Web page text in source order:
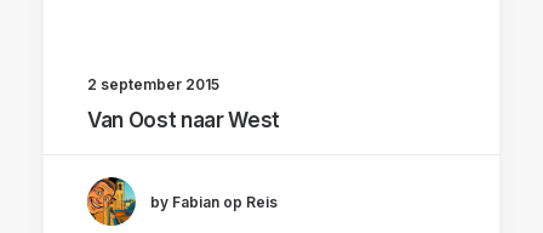
2 september 2015
Van Oost naar West
by Fabian op Reis